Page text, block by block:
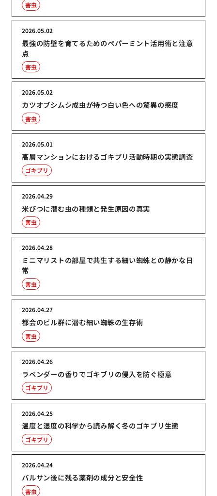
害虫
最強の防壁を育てるためのペパーミント活用術と注意
点
2026.05.02
害虫
カツオブシムシ成虫が持つ白い色への驚異の感度
2026.05.02
害虫
高層マンションにおけるゴキブリ活動時期の実態調査
2026.05.01
ゴキブリ
米びつに潜む虫の種類と発生原因の真実
2026.04.29
害虫
ミニマリストの部屋で共生する細い蜘蛛との静かな日
常
2026.04.28
害虫
都会のビル群に潜む細い蜘蛛の生存術
2026.04.27
害虫
ラベンダーの香りでゴキブリの侵入を防ぐ極意
2026.04.26
ゴキブリ
温度と湿度の科学から読み解く冬のゴキブリ生態
2026.04.25
ゴキブリ
バルサン後に残る薬剤の成分と安全性
2026.04.24
害虫